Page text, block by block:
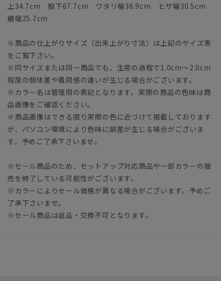
上34.7cm 股下67.7cm ワタリ幅36.9cm ヒザ幅30.5cm
裾幅25.7cm
※商品の仕上がりサイズ（出来上がり寸法）は上記のサイズ表
をご覧下さい。
※同サイズまたは同一商品でも、生産の過程で1.0cm～2.0cm
程度の個体差や着用感の違いが生じる場合がございます。
※カラー名は管理用の表記となります。実際の商品の色味は商
品画像をご確認ください。
※商品画像はできる限り実際の色に近づけて掲載しております
が、パソコン環境により色味に誤差が生じる場合がございま
す。予めご了承下さいませ。
※セール商品のため、セットアップ対応商品や一部カラーの販
売を終了している可能性がございます。
※カラーによりセール価格が異なる場合がございます。予めご
了承下さいませ。
※セール商品は返品・交換不可となります。